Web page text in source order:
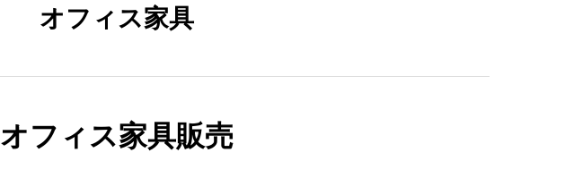
オフィス家具
オフィス家具販売